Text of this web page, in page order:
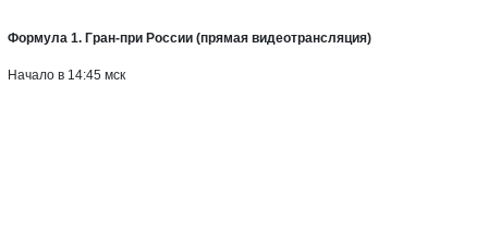
Формула 1. Гран-при России (прямая видеотрансляция)
Начало в 14:45 мск